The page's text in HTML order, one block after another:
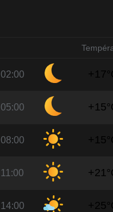
02:00
05:00
08:00
11:00
14:00